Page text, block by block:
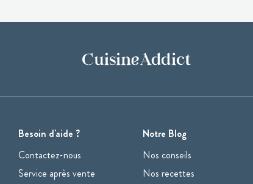
Besoin d'aide ?
Contactez-nous
Service après vente
Notre Blog
Nos conseils
Nos recettes